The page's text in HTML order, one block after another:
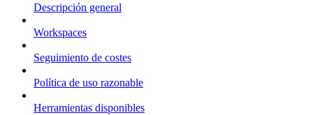
Descripción general
Workspaces
Seguimiento de costes
Política de uso razonable
Herramientas disponibles